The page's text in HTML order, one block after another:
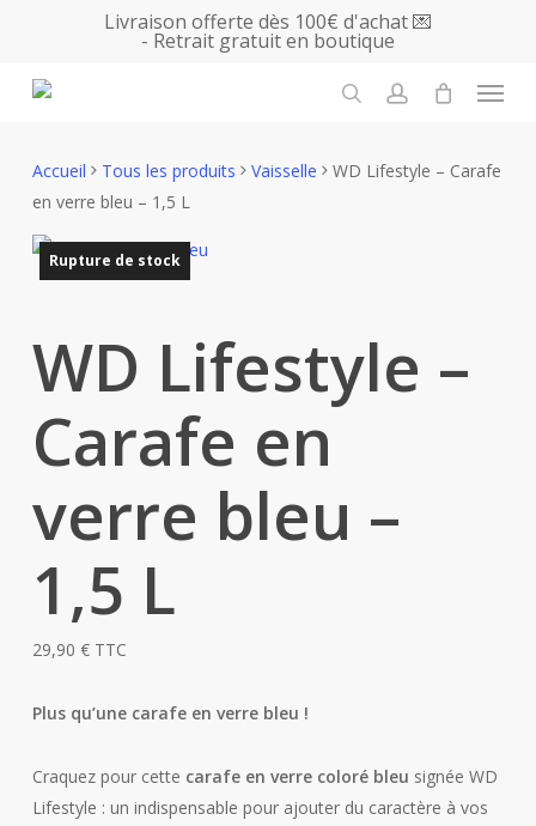
main
Livraison offerte dès 100€ d'achat 💌
- Retrait gratuit en boutique
Menu
Accueil Tous les produits Vaisselle
WD Lifestyle – Carafe
en verre bleu – 1,5 L
Rupture de stock
WD Lifestyle –
Carafe en
verre bleu –
1,5 L
29,90 € TTC
Plus qu’une carafe en verre bleu !
Craquez pour cette carafe en verre coloré bleu signée WD
Lifestyle : un indispensable pour ajouter du caractère à vos